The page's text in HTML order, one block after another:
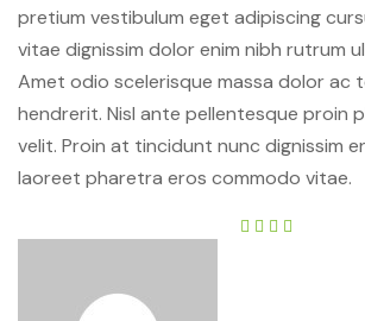
pretium vestibulum eget adipiscing
vitae dignissim dolor enim nibh rutrum
Amet odio scelerisque massa dolor ac
hendrerit. Nisl ante pellentesque proin
velit. Proin at tincidunt nunc dignissim
laoreet pharetra eros commodo vitae.